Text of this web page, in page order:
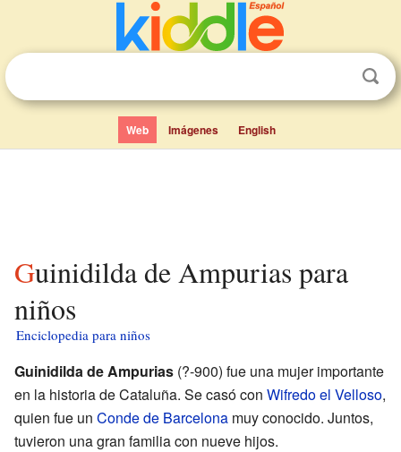
Web Imágenes English
Guinidilda de Ampurias para
niños
Enciclopedia para niños
Guinidilda de Ampurias (?-900) fue una mujer importante
en la historia de Cataluña. Se casó con Wifredo el Velloso,
quien fue un Conde de Barcelona muy conocido. Juntos,
tuvieron una gran familia con nueve hijos.